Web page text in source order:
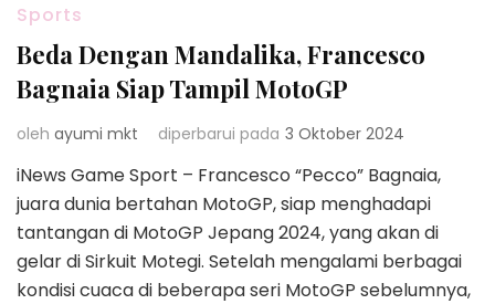
Sports
Beda Dengan Mandalika, Francesco
Bagnaia Siap Tampil MotoGP
oleh ayumi mkt diperbarui pada 3 Oktober 2024
iNews Game Sport – Francesco “Pecco” Bagnaia,
juara dunia bertahan MotoGP, siap menghadapi
tantangan di MotoGP Jepang 2024, yang akan di
gelar di Sirkuit Motegi. Setelah mengalami berbagai
kondisi cuaca di beberapa seri MotoGP sebelumnya,